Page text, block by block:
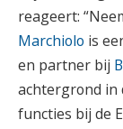
reageert:
Marchiolo is
en partner bij
achtergrond in
functies bij de